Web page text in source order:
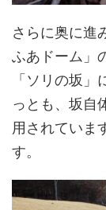
さらに奥に進
ふあドーム」
「ソリの坂
っとも、坂自
用されていま
す。